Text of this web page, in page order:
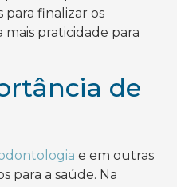
para finalizar os
mais praticidade para
de
e em outras
para a saúde. Na